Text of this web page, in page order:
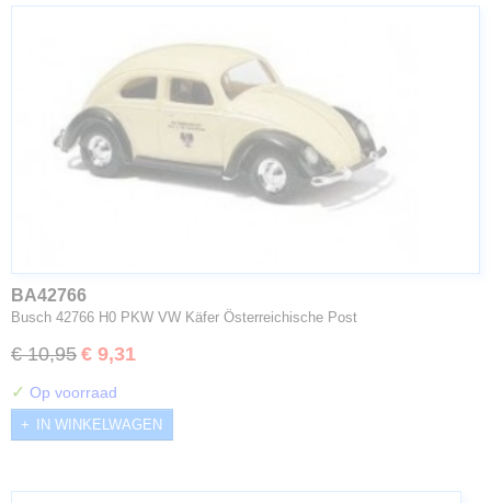
BA42766
Busch 42766 H0 PKW VW Käfer Österreichische Post
€ 10,95 € 9,31
✓ Op voorraad
IN WINKELWAGEN